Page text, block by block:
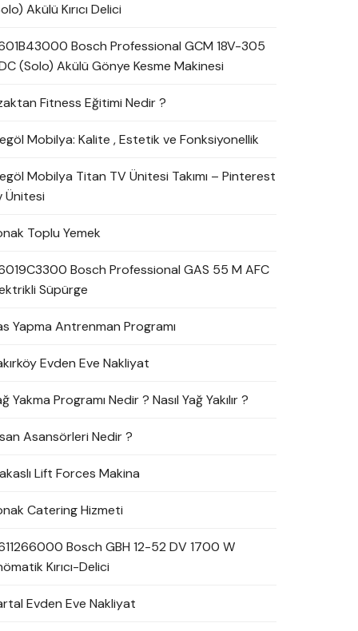
Akülü Kırıcı Delici
Bosch Professional GCM 18V-305
(Solo) Akülü Gönye Kesme Makinesi
Fitness Eğitimi Nedir ?
Mobilya: Kalite , Estetik ve Fonksiyonellik
Mobilya Titan TV Ünitesi Takımı – Pinterest
Ünitesi
Toplu Yemek
Bosch Professional GAS 55 M AFC
Süpürge
Yapma Antrenman Programı
Evden Eve Nakliyat
Yakma Programı Nedir ? Nasıl Yağ Yakılır ?
Asansörleri Nedir ?
Lift Forces Makina
Catering Hizmeti
Bosch GBH 12-52 DV 1700 W
Kırıcı-Delici
Evden Eve Nakliyat